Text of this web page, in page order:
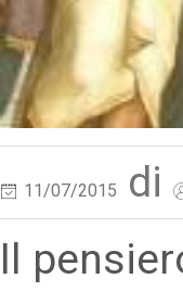
11/07/2015 di
Il